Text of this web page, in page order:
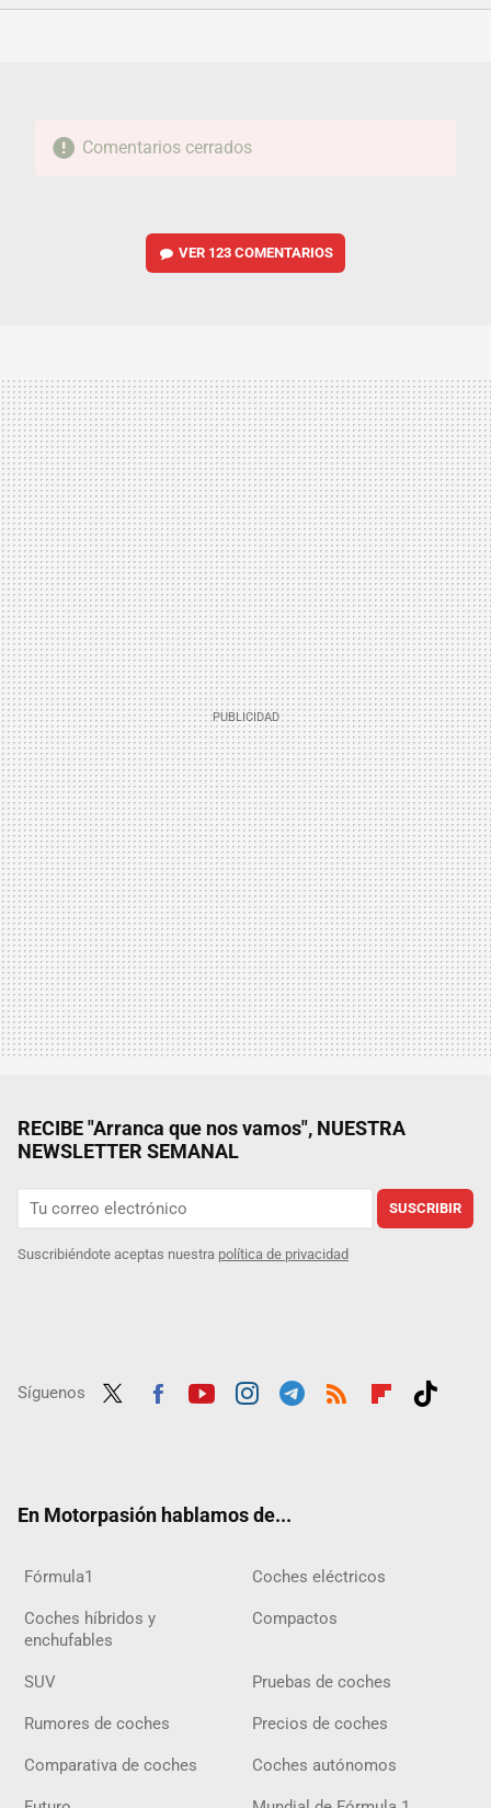
FACEBOOKTWITTERFLIPBOARD
E-
WHATSAPP
Comentarios cerrados
VER 123 COMENTARIOS
RECIBE "Arranca que nos vamos", NUESTRA
NEWSLETTER SEMANAL
SUSCRIBIR
Suscribiéndote aceptas nuestra política de privacidad
Síguenos
En Motorpasión hablamos de...
Fórmula1 Coches eléctricos
Coches híbridos y
enchufables
Compactos
SUV Pruebas de coches
Rumores de coches Precios de coches
Comparativa de coches Coches autónomos